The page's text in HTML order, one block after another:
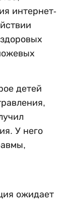
интернет-
детей
У него
ожидает